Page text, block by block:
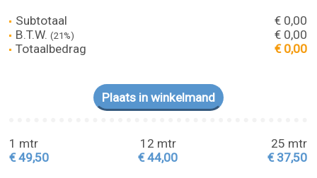
Subtotaal
€ 0,00
B.T.W.(21%)
€ 0,00
Totaalbedrag
€ 0,00
1 mtr
€ 49,50
12 mtr
€ 44,00
25 mtr
€ 37,50